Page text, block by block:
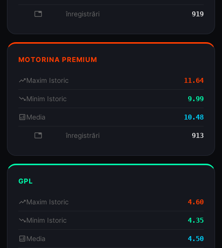
database înregistrări 919
MOTORINA PREMIUM
trending_upMaxim Istoric 11.64
trending_downMinim Istoric 9.99
analyticsMedia 10.48
database înregistrări 913
GPL
trending_upMaxim Istoric 4.60
trending_downMinim Istoric 4.35
analyticsMedia 4.50